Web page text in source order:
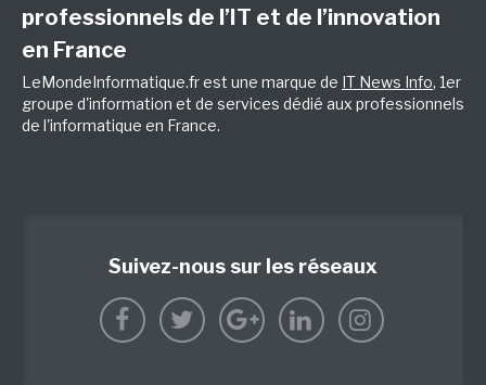
professionnels de l’IT et de l’innovation
en France
LeMondeInformatique.fr est une marque de IT News Info, 1er
groupe d'information et de services dédié aux professionnels
de l'informatique en France.
Suivez-nous sur les réseaux